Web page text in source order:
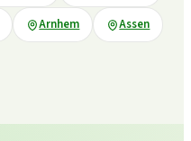
Arnhem Assen